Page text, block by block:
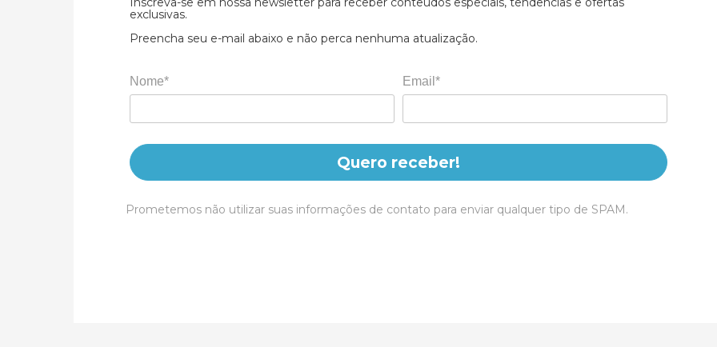
exclusivas.
Preencha seu e-mail abaixo e não perca nenhuma atualização.
Nome* Email*
Quero receber!
Prometemos não utilizar suas informações de contato para enviar qualquer tipo de SPAM.